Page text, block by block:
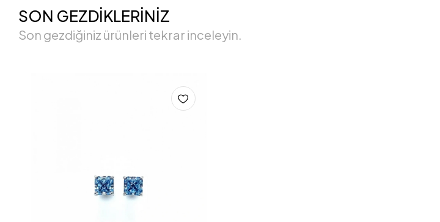
SON GEZDİKLERİNİZ
Son gezdiğiniz ürünleri tekrar inceleyin.